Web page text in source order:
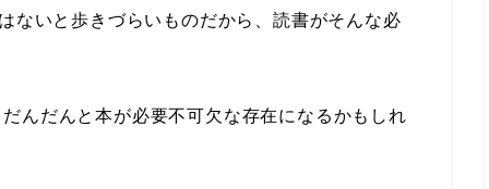
ないと歩きづらいものだから、読書がそんな必
んだんと本が必要不可欠な存在になるかもしれ